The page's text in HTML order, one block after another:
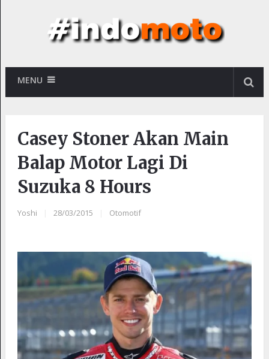
MENU
Casey Stoner Akan Main
Balap Motor Lagi Di
Suzuka 8 Hours
Yoshi 28/03/2015 Otomotif